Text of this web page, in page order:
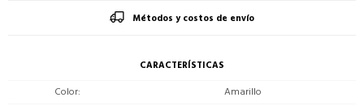
Métodos y costos de envío
CARACTERÍSTICAS
Color
Amarillo